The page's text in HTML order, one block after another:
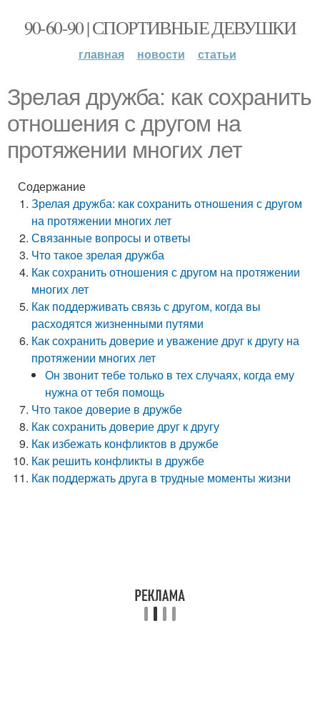
90-60-90 | СПОРТИВНЫЕ ДЕВУШКИ
главная новости статьи
Зрелая дружба: как сохранить
отношения с другом на
протяжении многих лет
Содержание
Зрелая дружба: как сохранить отношения с другом
на протяжении многих лет
Связанные вопросы и ответы
Что такое зрелая дружба
Как сохранить отношения с другом на протяжении
многих лет
Как поддерживать связь с другом, когда вы
расходятся жизненными путями
Как сохранить доверие и уважение друг к другу на
протяжении многих лет
Он звонит тебе только в тех случаях, когда ему
нужна от тебя помощь
Что такое доверие в дружбе
Как сохранить доверие друг к другу
Как избежать конфликтов в дружбе
Как решить конфликты в дружбе
Как поддержать друга в трудные моменты жизни